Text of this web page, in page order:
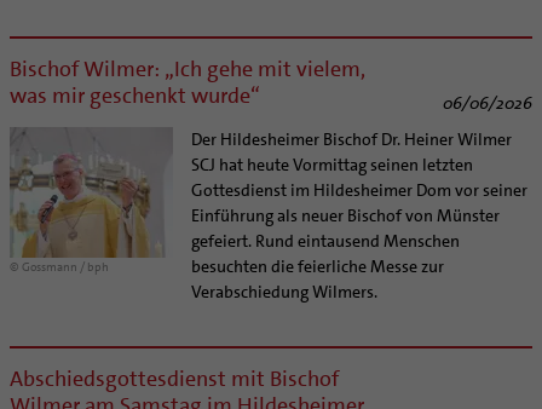
Bischof Wilmer: „Ich gehe mit vielem,
was mir geschenkt wurde“
06/06/2026
© Gossmann / bph
Der Hildesheimer Bischof Dr. Heiner Wilmer
SCJ hat heute Vormittag seinen letzten
Gottesdienst im Hildesheimer Dom vor seiner
Einführung als neuer Bischof von Münster
gefeiert. Rund eintausend Menschen
besuchten die feierliche Messe zur
Verabschiedung Wilmers.
Abschiedsgottesdienst mit Bischof